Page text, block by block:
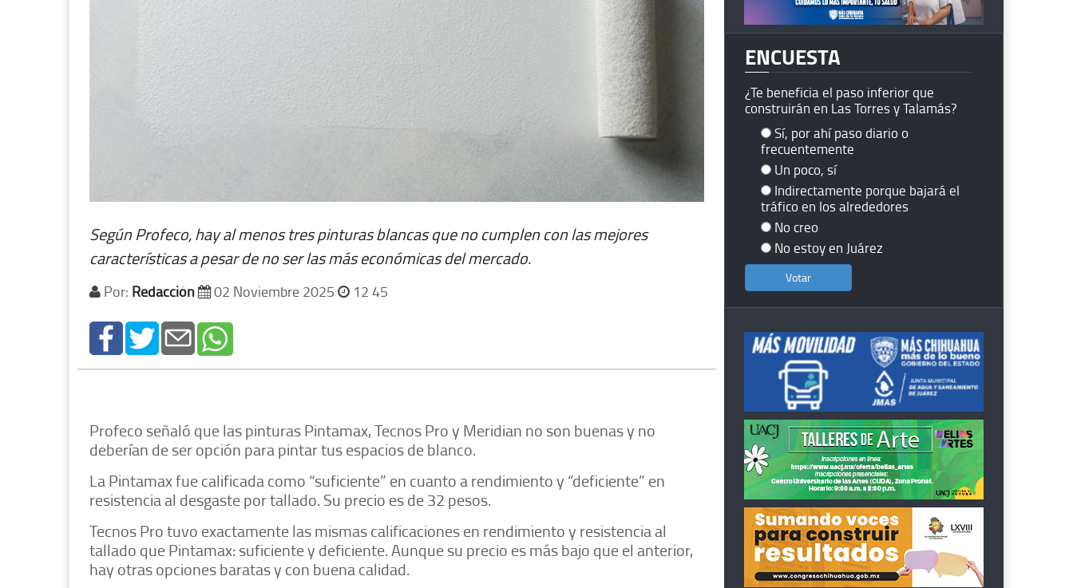
Según Profeco, hay al menos tres pinturas blancas que no cumplen con las mejores
características a pesar de no ser las más económicas del mercado.
Por: Redacción 02 Noviembre 2025 12 45
Profeco señaló que las pinturas Pintamax, Tecnos Pro y Meridian no son buenas y no
deberían de ser opción para pintar tus espacios de blanco.
La Pintamax fue calificada como “suficiente” en cuanto a rendimiento y “deficiente” en
resistencia al desgaste por tallado. Su precio es de 32 pesos.
Tecnos Pro tuvo exactamente las mismas calificaciones en rendimiento y resistencia al
tallado que Pintamax: suficiente y deficiente. Aunque su precio es más bajo que el anterior,
hay otras opciones baratas y con buena calidad.
ENCUESTA
¿Te beneficia el paso inferior que
construirán en Las Torres y Talamás?
Sí, por ahí paso diario o
frecuentemente
Un poco, sí
Indirectamente porque bajará el
tráfico en los alrededores
No creo
No estoy en Juárez